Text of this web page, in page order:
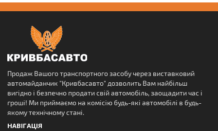
Продаж Вашого транспортного засобу через виставковий
автомайданчик "Кривбасавто" дозволить Вам найбільш
вигідно і безпечно продати свій автомобіль, заощадити час і
гроші! Ми приймаємо на комісію будь-які автомобілі в будь-
якому технічному стані.
НАВІГАЦІЯ